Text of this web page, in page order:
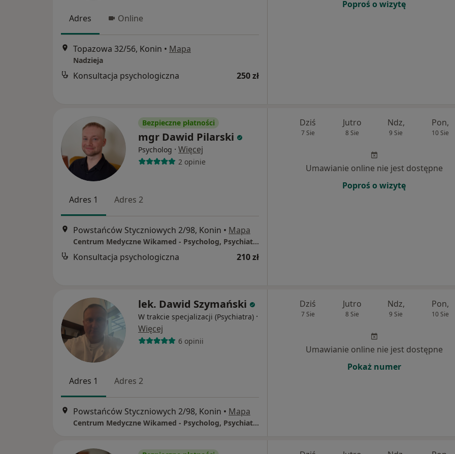
Adres Online
Topazowa 32/56, Konin • Mapa
Nadzieja
Konsultacja psychologiczna 250 zł
Poproś o wizytę
Bezpieczne płatności
mgr Dawid Pilarski
Psycholog · Więcej
2 opinie
Adres 1 Adres 2
Powstańców Styczniowych 2/98, Konin • Mapa
Centrum Medyczne Wikamed - Psycholog, Psychiatra, Psychoterapeuta, Logopeda, TMS
Konsultacja psychologiczna 210 zł
Dziś
7 Sie
Jutro
8 Sie
Ndz,
9 Sie
Pon,
10 Sie
Umawianie online nie jest dostępne
Poproś o wizytę
lek. Dawid Szymański
W trakcie specjalizacji (Psychiatra) ·
Więcej
6 opinii
Adres 1 Adres 2
Powstańców Styczniowych 2/98, Konin • Mapa
Centrum Medyczne Wikamed - Psycholog, Psychiatra, Psychoterapeuta, Logopeda
Dziś
7 Sie
Jutro
8 Sie
Ndz,
9 Sie
Pon,
10 Sie
Umawianie online nie jest dostępne
Pokaż numer